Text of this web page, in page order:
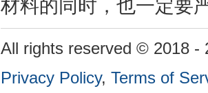
材料的同时，也一定要
All rights reserved © 2018 -
Privacy Policy, Terms of